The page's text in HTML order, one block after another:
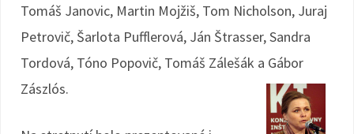
Tomáš Janovic, Martin Mojžiš, Tom Nicholson, Juraj
Petrovič, Šarlota Pufflerová, Ján Štrasser, Sandra
Tordová, Tóno Popovič, Tomáš Zálešák a Gábor
Zászlós.